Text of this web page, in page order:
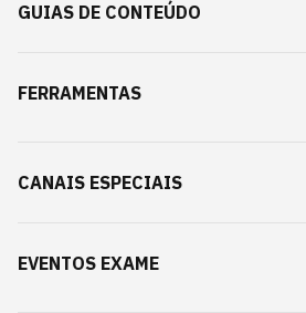
GUIAS DE CONTEÚDO
FERRAMENTAS
CANAIS ESPECIAIS
EVENTOS EXAME